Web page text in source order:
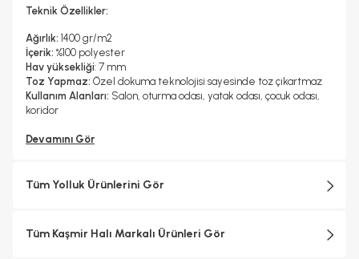
Teknik Özellikler:
Ağırlık: 1400 gr/m2
İçerik: %100 polyester
Hav yüksekliği: 7 mm
Toz Yapmaz: Özel dokuma teknolojisi sayesinde toz çıkartmaz
Kullanım Alanları: Salon, oturma odası, yatak odası, çocuk odası,
koridor
Devamını Gör
Tüm Yolluk Ürünlerini Gör
Tüm Kaşmir Halı Markalı Ürünleri Gör